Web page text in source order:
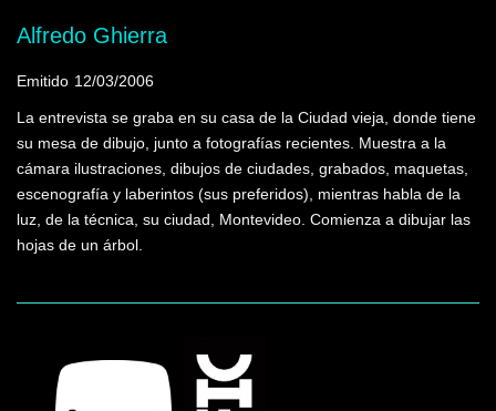
Alfredo Ghierra
Emitido 12/03/2006
La entrevista se graba en su casa de la Ciudad vieja, donde tiene
su mesa de dibujo, junto a fotografías recientes. Muestra a la
cámara ilustraciones, dibujos de ciudades, grabados, maquetas,
escenografía y laberintos (sus preferidos), mientras habla de la
luz, de la técnica, su ciudad, Montevideo. Comienza a dibujar las
hojas de un árbol.